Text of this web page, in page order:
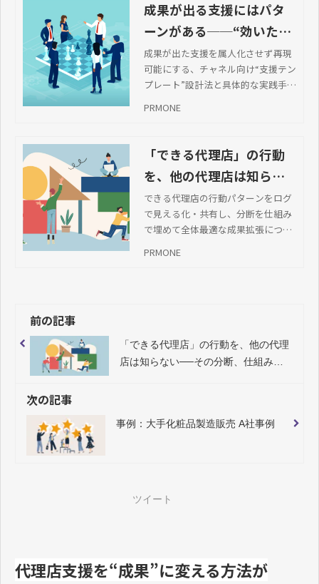
成果が出る支援にはパタ
ーンがある──“効いた施
策”を再現するテンプレー
ト設計法
成果が出た支援を属人化させず再現
可能にする、チャネル向け“支援テン
プレート”設計法と具体的な実践手順
PRMONE
「できる代理店」の行動
を、他の代理店は知らな
い──その分断、仕組み
で埋められます
できる代理店の行動パターンをログ
で見える化・共有し、分断を仕組み
で埋めて全体最適な成果拡張につな
PRMONE
前の記事
「できる代理店」の行動を、他の代理
店は知らない──その分断、仕組みで
次の記事
事例：大手化粧品製造販売 A社事例
ツイート
代理店支援を“成果”に変える方法が